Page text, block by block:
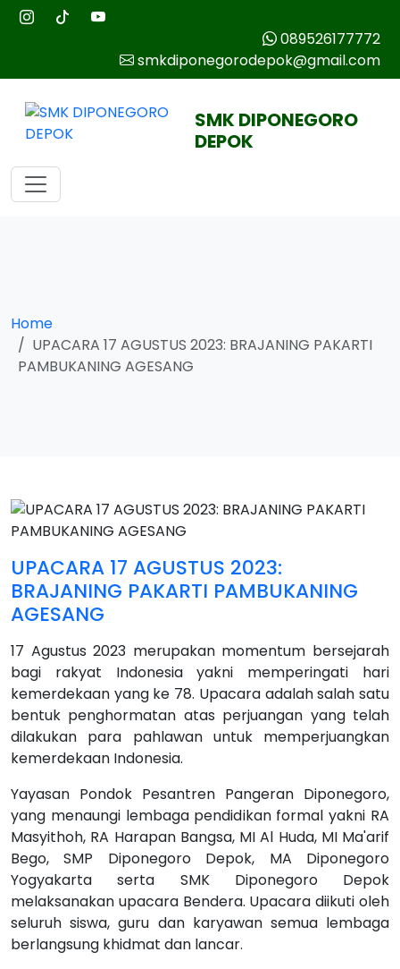
089526177772
smkdiponegorodepok@gmail.com
SMK DIPONEGORO
DEPOK
Home
UPACARA 17 AGUSTUS 2023: BRAJANING PAKARTI
PAMBUKANING AGESANG
UPACARA 17 AGUSTUS 2023:
BRAJANING PAKARTI PAMBUKANING
AGESANG
17 Agustus 2023 merupakan momentum bersejarah
bagi rakyat Indonesia yakni memperingati hari
kemerdekaan yang ke 78. Upacara adalah salah satu
bentuk penghormatan atas perjuangan yang telah
dilakukan para pahlawan untuk memperjuangkan
kemerdekaan Indonesia.
Yayasan Pondok Pesantren Pangeran Diponegoro,
yang menaungi lembaga pendidikan formal yakni RA
Masyithoh, RA Harapan Bangsa, MI Al Huda, MI Ma'arif
Bego, SMP Diponegoro Depok, MA Diponegoro
Yogyakarta serta SMK Diponegoro Depok
melaksanakan upacara Bendera. Upacara diikuti oleh
seluruh siswa, guru dan karyawan semua lembaga
berlangsung khidmat dan lancar.